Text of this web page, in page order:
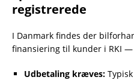
registrerede
I Danmark findes der
finansiering til kunder i RKI
Udbetaling kræves: